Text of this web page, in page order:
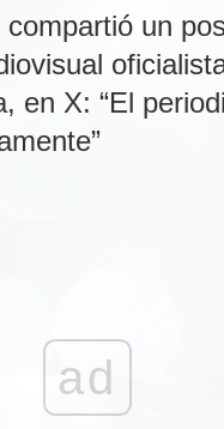
un
en X: “El
ad